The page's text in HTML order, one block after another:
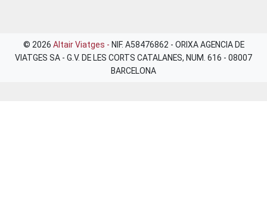
© 2026 Altair Viatges - NIF. A58476862 - ORIXA AGENCIA DE
VIATGES SA - G.V. DE LES CORTS CATALANES, NUM. 616 - 08007
BARCELONA